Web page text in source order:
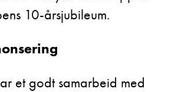
10-årsjubileum.
et godt samarbeid med